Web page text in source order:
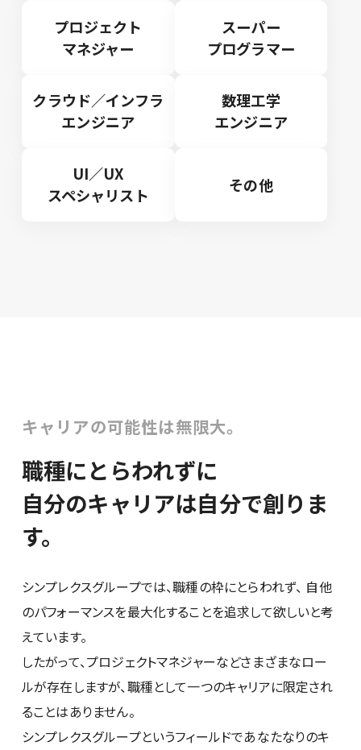
プロジェクト
マネジャー
スーパー
プログラマー
クラウド／インフラ
エンジニア
数理工学
エンジニア
UI／UX
スペシャリスト
その他
キャリアの可能性は無限大。
職種にとらわれずに
自分のキャリアは自分で創りま
す。
シンプレクスグループでは、職種の枠にとらわれず、 自他
のパフォーマンスを最大化することを追求して欲しいと考
えています。
したがって、プロジェクトマネジャーなどさまざまなロー
ルが存在しますが、職種として一つのキャリアに限定され
ることはありません。
シンプレクスグループというフィールドであなたなりのキ